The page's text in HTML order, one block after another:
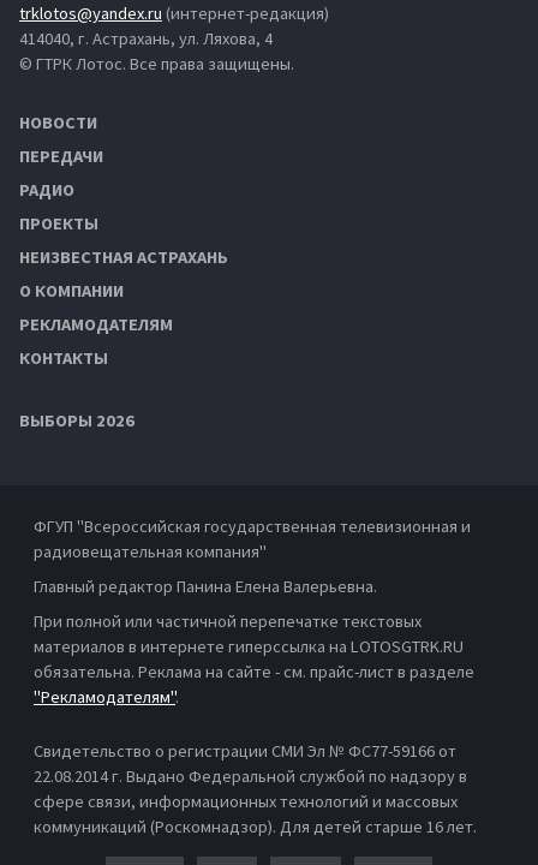
trklotos@yandex.ru (интернет-редакция)
414040, г. Астрахань, ул. Ляхова, 4
© ГТРК Лотос. Все права защищены.
НОВОСТИ
ПЕРЕДАЧИ
РАДИО
ПРОЕКТЫ
НЕИЗВЕСТНАЯ АСТРАХАНЬ
О КОМПАНИИ
РЕКЛАМОДАТЕЛЯМ
КОНТАКТЫ
ВЫБОРЫ 2026
ФГУП "Всероссийская государственная телевизионная и
радиовещательная компания"
Главный редактор Панина Елена Валерьевна.
При полной или частичной перепечатке текстовых
материалов в интернете гиперссылка на LOTOSGTRK.RU
обязательна. Реклама на сайте - см. прайс-лист в разделе
"Рекламодателям".
Свидетельство о регистрации СМИ Эл № ФС77-59166 от
22.08.2014 г. Выдано Федеральной службой по надзору в
сфере связи, информационных технологий и массовых
коммуникаций (Роскомнадзор). Для детей старше 16 лет.